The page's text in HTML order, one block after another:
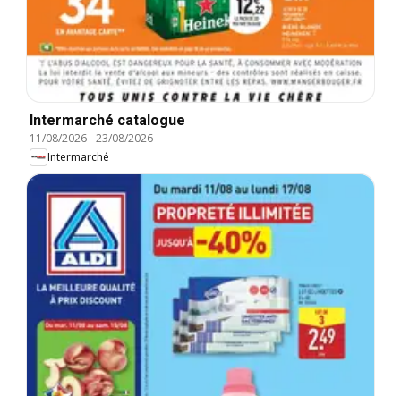
Intermarché catalogue
11/08/2026-23/08/2026
Intermarché